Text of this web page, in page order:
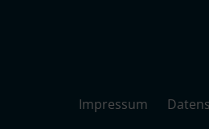
Impressum